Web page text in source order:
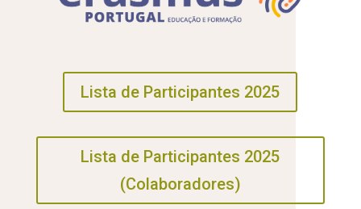
Lista de Participantes 2025
Lista de Participantes 2025
(Colaboradores)